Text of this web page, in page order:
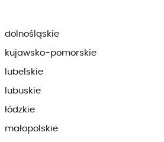
dolnośląskie
kujawsko-pomorskie
lubelskie
lubuskie
łódzkie
małopolskie